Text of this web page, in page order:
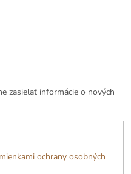
zasielať informácie o nových
ochrany osobných